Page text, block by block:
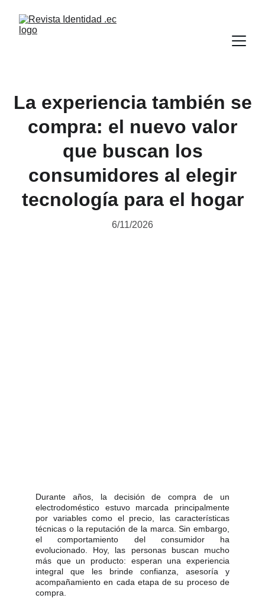
La experiencia también se
compra: el nuevo valor
que buscan los
consumidores al elegir
tecnología para el hogar
6/11/2026
Durante años, la decisión de compra de un
electrodoméstico estuvo marcada principalmente
por variables como el precio, las características
técnicas o la reputación de la marca. Sin embargo,
el comportamiento del consumidor ha
evolucionado. Hoy, las personas buscan mucho
más que un producto: esperan una experiencia
integral que les brinde confianza, asesoría y
acompañamiento en cada etapa de su proceso de
compra.